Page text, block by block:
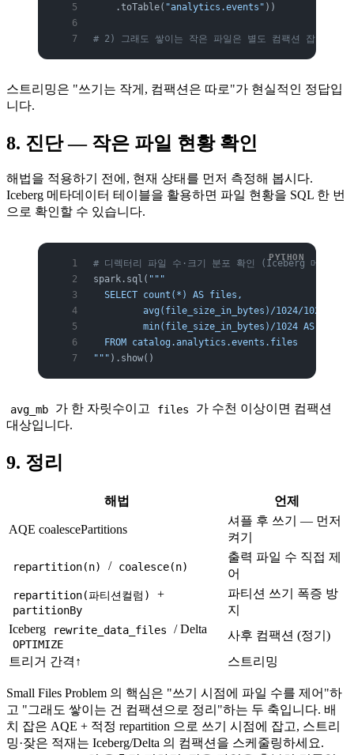
    .toTable(
"analytics.events" ))
# 2) 그래도 쌓이는 작은 파일은 별도 컴팩션 잡으로 주
스트리밍은 "쓰기는 작게, 컴팩션은 따로"가 현실적인 정답입
니다.
8. 진단 — 작은 파일 현황 확인
해법을 적용하기 전에, 현재 상태를 먼저 측정해 봅시다.
Iceberg 메타데이터 테이블을 활용하면 파일 현황을 SQL 한 번
으로 확인할 수 있습니다.
# 디렉터리 파일 수·크기 분포 확인 (Iceberg 메타데이
spark.sql( """
  SELECT count(*) AS files,
avg(file_size_in_bytes)/1024/1024 AS
         min(file_size_in_bytes)/1024 AS min_kb
  FROM catalog.analytics.events.files
""" ).show()
avg_mb 가 한 자릿수이고 files
가 수천 이상이면 컴팩션
대상입니다.
9. 정리
해법 언제
AQE coalescePartitions
셔플 후 쓰기 — 먼저
켜기
repartition(n) / coalesce(n)
출력 파일 수 직접 제
어
repartition(파티션컬럼) +
partitionBy
파티션 쓰기 폭증 방
지
Iceberg
rewrite_data_files / Delta
OPTIMIZE
사후 컴팩션 (정기)
트리거 간격↑
스트리밍
Small Files Problem 의 핵심은 "쓰기 시점에 파일 수를 제어"하
고 "그래도 쌓이는 건 컴팩션으로 정리"하는 두 축입니다. 배
치 잡은 AQE + 적정 repartition 으로 쓰기 시점에 잡고, 스트리
밍·잦은 적재는 Iceberg/Delta 의 컴팩션을 스케줄링하세요.